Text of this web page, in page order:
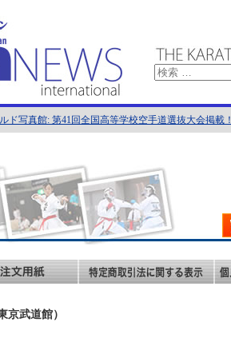
ド写真館: 第41回全国高等学校空手道選抜大会掲載！
武道館）